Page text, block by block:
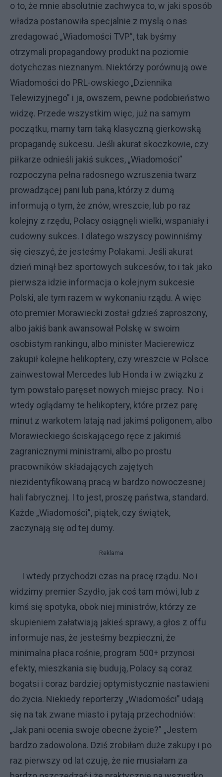
o to, że mnie absolutnie zachwyca to, w jaki sposób
władza postanowiła specjalnie z myslą o nas
zredagować „Wiadomości TVP”, tak byśmy
otrzymali propagandowy produkt na poziomie
dotychczas nieznanym. Niektórzy porównują owe
Wiadomości do PRL-owskiego „Dziennika
Telewizyjnego” i ja, owszem, pewne podobieństwo
widzę. Przede wszystkim więc, już na samym
początku, mamy tam taką klasyczną gierkowską
propagandę sukcesu. Jeśli akurat skoczkowie, czy
piłkarze odnieśli jakiś sukces, „Wiadomości”
rozpoczyna pełna radosnego wzruszenia twarz
prowadzącej pani lub pana, którzy z dumą
informują o tym, że znów, wreszcie, lub po raz
kolejny z rzędu, Polacy osiągnęli wielki, wspaniały i
cudowny sukces. I dlatego wszyscy powinniśmy
się cieszyć, że jesteśmy Polakami. Jeśli akurat
dzień minął bez sportowych sukcesów, to i tak jako
pierwsza idzie informacja o kolejnym sukcesie
Polski, ale tym razem w wykonaniu rządu. A więc
oto premier Morawiecki został gdzieś zaproszony,
albo jakiś bank awansował Polskę w swoim
osobistym rankingu, albo minister Macierewicz
zakupił kolejne helikoptery, czy wreszcie w Polsce
zainwestował Mercedes lub Honda i w związku z
tym powstało paręset nowych miejsc pracy. No i
wtedy oglądamy te helikoptery, które przez parę
minut z warkotem latają nad jakimś poligonem, albo
Morawieckiego ściskającego ręce z jakimiś
zagranicznymi ministrami, albo po prostu
pracowników składających zajętych
niezidentyfikowaną pracą w bardzo nowoczesnej
hali fabrycznej. I to jest, proszę państwa, standard.
Każde „Wiadomości”, piątek, czy świątek,
zaczynają się od tej dumy.
Reklama
I wtedy przychodzi czas na pracę rządu. No i
widzimy premier Szydło, jak coś tam mówi, lub z
kimś się spotyka, obok niej ministrów, którzy ze
skupieniem załatwiają jakieś sprawy, a głos z offu
informuje nas, że jesteśmy bezpieczni, że
minimalna płaca rośnie, program 500+ przynosi
efekty, mieszkania się budują, Polacy są coraz
bogatsi i coraz bardziej optymistycznie nastawieni
do życia. Niekiedy reporterzy „Wiadomości” udają
się na tak zwane miasto i pytają przechodniów:
„Jak pani ocenia swoje obecne życie?” „Jestem
bardzo zadowolona. Dziś zrobiłam duże zakupy i po
raz pierwszy od lat czuję, że nie musiałam za